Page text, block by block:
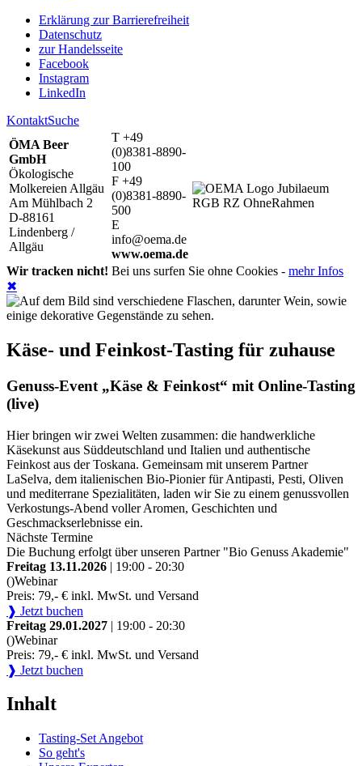
Erklärung zur Barrierefreiheit
Datenschutz
zur Handelsseite
Facebook
Instagram
LinkedIn
KontaktSuche
ÖMA Beer
GmbH
Ökologische
Molkereien Allgäu
Am Mühlbach 2
D-88161
Lindenberg /
Allgäu
T +49
(0)8381-8890-
100
F +49
(0)8381-8890-
500
E
info@oema.de
www.oema.de
Wir tracken nicht! Bei uns surfen Sie ohne Cookies - mehr Infos
✖
Käse- und Feinkost-Tasting für zuhause
Genuss-Event „Käse & Feinkost“ mit Online-Tasting
(live)
Hier bringen wir zwei Welten zusammen: die handwerkliche
Käsekunst aus Süddeutschland und Italien und authentische
Feinkost aus der Toskana. Gemeinsam mit unserem Partner
LaSelva, dem italienischen Bio-Pionier für Antipasti, Pesti, Oliven
und mediterrane Spezialitäten, laden wir Sie zu einem genussvollen
Verkostungs-Abend voller Aromen, Geschichten und
Geschmackserlebnisse ein.
Nächste Termine
Die Buchung erfolgt über unseren Partner "Bio Genuss Akademie"
Freitag 13.11.2026 | 19:00 - 20:30
()Webinar
Preis: 79,- € inkl. MwSt. und Versand
❱ Jetzt buchen
Freitag 29.01.2027 | 19:00 - 20:30
()Webinar
Preis: 79,- € inkl. MwSt. und Versand
❱ Jetzt buchen
Inhalt
Tasting-Set Angebot
So geht's